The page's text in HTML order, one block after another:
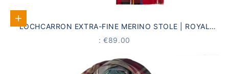
Add to Cart
LOCHCARRON EXTRA-FINE MERINO STOLE | ROYAL
STEWART TARTAN
PRICE
: €89.00